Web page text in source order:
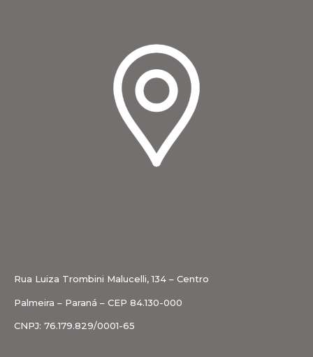
Rua Luiza Trombini Malucelli, 134 – Centro
Palmeira – Paraná – CEP 84.130-000
CNPJ: 76.179.829/0001-65